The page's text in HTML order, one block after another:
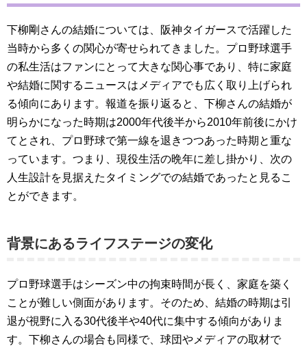
下柳剛さんの結婚については、阪神タイガースで活躍した
当時から多くの関心が寄せられてきました。プロ野球選手
の私生活はファンにとって大きな関心事であり、特に家庭
や結婚に関するニュースはメディアでも広く取り上げられ
る傾向にあります。報道を振り返ると、下柳さんの結婚が
明らかになった時期は2000年代後半から2010年前後にかけ
てとされ、プロ野球で第一線を退きつつあった時期と重な
っています。つまり、現役生活の晩年に差し掛かり、次の
人生設計を見据えたタイミングでの結婚であったと見るこ
とができます。
背景にあるライフステージの変化
プロ野球選手はシーズン中の拘束時間が長く、家庭を築く
ことが難しい側面があります。そのため、結婚の時期は引
退が視野に入る30代後半や40代に集中する傾向がありま
す。下柳さんの場合も同様で、球団やメディアの取材で